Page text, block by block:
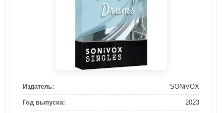
Издатель: SONiVOX
Год выпуска: 2023